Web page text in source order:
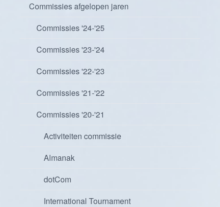
Commissies afgelopen jaren
Commissies '24-'25
Commissies '23-'24
Commissies '22-'23
Commissies '21-'22
Commissies '20-'21
Activiteiten commissie
Almanak
dotCom
International Tournament